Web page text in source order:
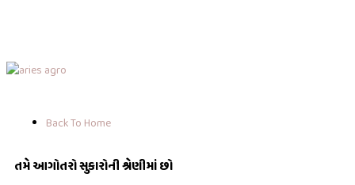
Back To Home
તમે આગોતરો સુકારોની શ્રેણીમાં છો